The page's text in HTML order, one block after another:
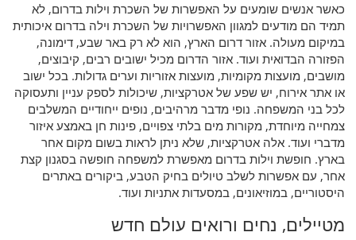
כאשר אנשים שומעים על האפשרות של השכרת וילות בדרום, לא
תמיד הם מודעים למגוון האפשרויות של השכרת וילה בדרום איכותית
במיקום מעולה. אזור דרום הארץ, הוא לא רק באר שבע, דימונה,
הפזורה הבדואית ועוד. אזור הדרום מכיל ישובים רבים, קיבוצים,
מושבים, מועצות מקומיות, מועצות אזוריות וערים גדולות. בכל ישוב
או אתר אירוח, יש שפע של אטרקציות, שיכולות לספק עניין ותעסוקה
לכל בני המשפחה. נופי מדבר מרהיבים, נופים ייחודיים המשלבים
צמחייה מיוחדת, מקורות מים בלתי צפויים, פינות חן באמצע איזור
מדברי ועוד. אלה אטרקציות, שלא ניתן לראות בשום מקום אחר
בארץ. חופשת וילות בדרום מאפשרת למשפחה חופשה בסגנון קצת
אחר, עם אפשרות לשלב טיולים בחיק הטבע, ביקורים באתרים
היסטוריים, במוזיאונים, במסעדות אתניות ועוד.
מטיילים, נחים ורואים עולם חדש